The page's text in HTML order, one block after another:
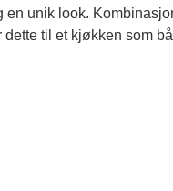
en unik look.
til et kjøkken som